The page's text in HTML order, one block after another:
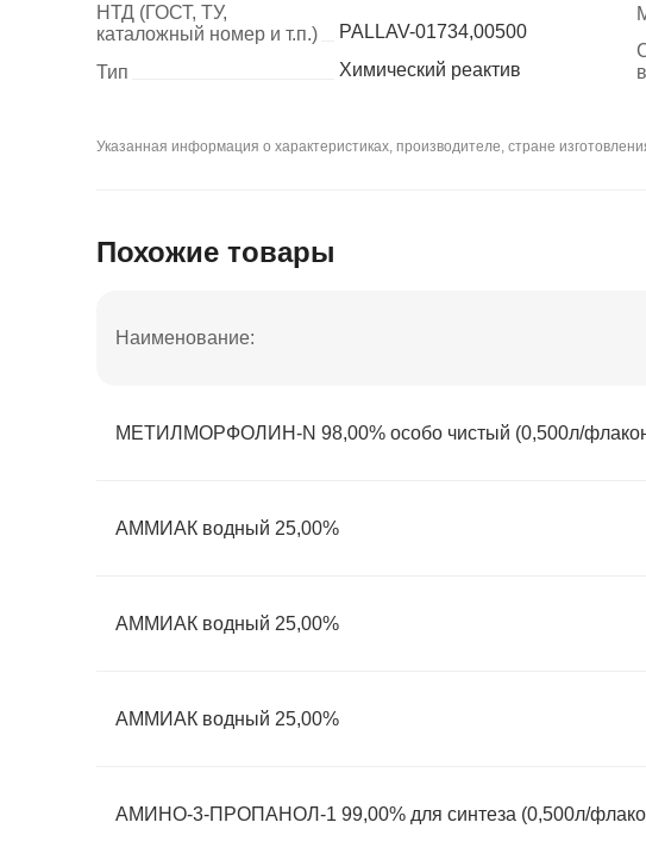
НТД (ГОСТ, ТУ,
каталожный номер и т.п.)
PALLAV-01734,00500
Тип
Химический реактив
Указанная информация о характеристиках, производителе, стране
Похожие товары
Наименование:
МЕТИЛМОРФОЛИН-N 98,00% особо чистый (0,500л/
АММИАК водный 25,00%
АММИАК водный 25,00%
АММИАК водный 25,00%
АМИНО-3-ПРОПАНОЛ-1 99,00% для синтеза (0,500л/